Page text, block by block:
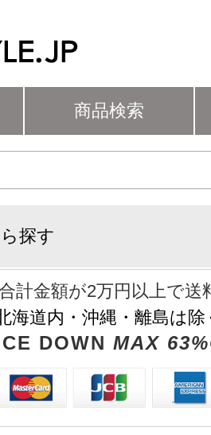
商品検索
探す
計金額が2万円以上で送
北海道内・沖縄・離島は
DOWN MAX